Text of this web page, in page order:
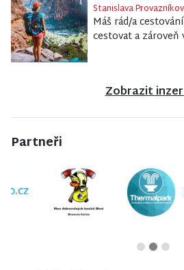
Stanislava
Máš rád/a
cestovat a zároveň
Zobrazit
Partneři